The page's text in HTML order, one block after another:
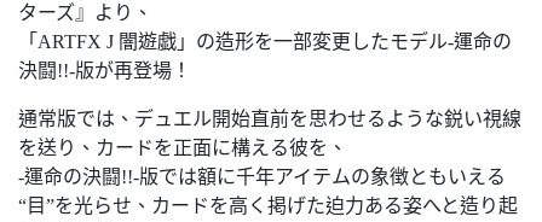
ターズ』より、
「ARTFX J 闇遊戯」の造形を一部変更したモデル-運命の
決闘!!-版が再登場！
通常版では、デュエル開始直前を思わせるような鋭い視線
を送り、カードを正面に構える彼を、
-運命の決闘!!-版では額に千年アイテムの象徴ともいえる
“目”を光らせ、カードを高く掲げた迫力ある姿へと造り起